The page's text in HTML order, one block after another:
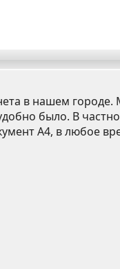
в нашем городе.
было. В
А4, в любое